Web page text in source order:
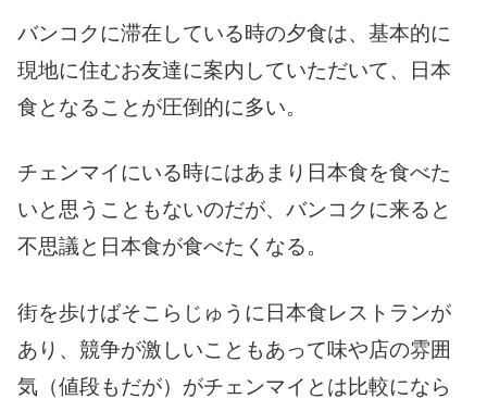
バンコクに滞在している時の夕食は、基本的に
現地に住むお友達に案内していただいて、日本
食となることが圧倒的に多い。
チェンマイにいる時にはあまり日本食を食べた
いと思うこともないのだが、バンコクに来ると
不思議と日本食が食べたくなる。
街を歩けばそこらじゅうに日本食レストランが
あり、競争が激しいこともあって味や店の雰囲
気（値段もだが）がチェンマイとは比較になら